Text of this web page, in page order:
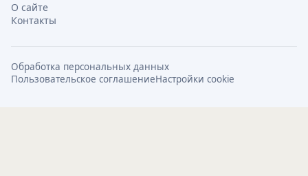
О сайте
Контакты
Обработка персональных данных
Пользовательское соглашениеНастройки cookie